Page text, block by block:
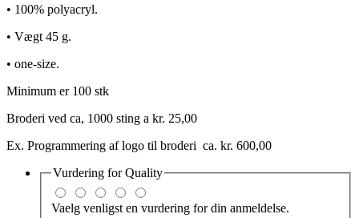
• 100% polyacryl.
• Vægt 45 g.
• one-size.
Minimum er 100 stk
Broderi ved ca, 1000 sting a kr. 25,00
Ex. Programmering af logo til broderi ca. kr. 600,00
Vurdering forQuality
Vaelg venligst en vurdering for din anmeldelse.